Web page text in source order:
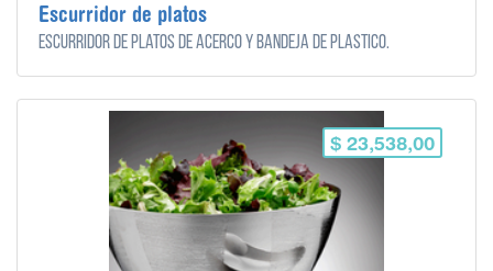
Escurridor de platos
Escurridor de platos de acerco y bandeja de plastico.
$ 23,538,00